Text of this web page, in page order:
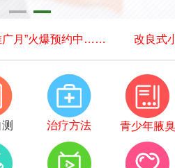
月”火爆预约中…… 改良式
治疗方法 青少年腋臭